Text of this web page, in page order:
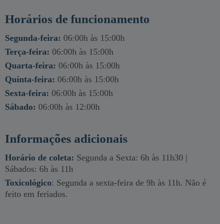
Horários de funcionamento
Segunda-feira: 06:00h às 15:00h
Terça-feira: 06:00h às 15:00h
Quarta-feira: 06:00h às 15:00h
Quinta-feira: 06:00h às 15:00h
Sexta-feira: 06:00h às 15:00h
Sábado: 06:00h às 12:00h
Informações adicionais
Horário de coleta: Segunda a Sexta: 6h às 11h30 |
Sábados: 6h às 11h
Toxicológico: Segunda a sexta-feira de 9h às 11h. Não é
feito em feriados.